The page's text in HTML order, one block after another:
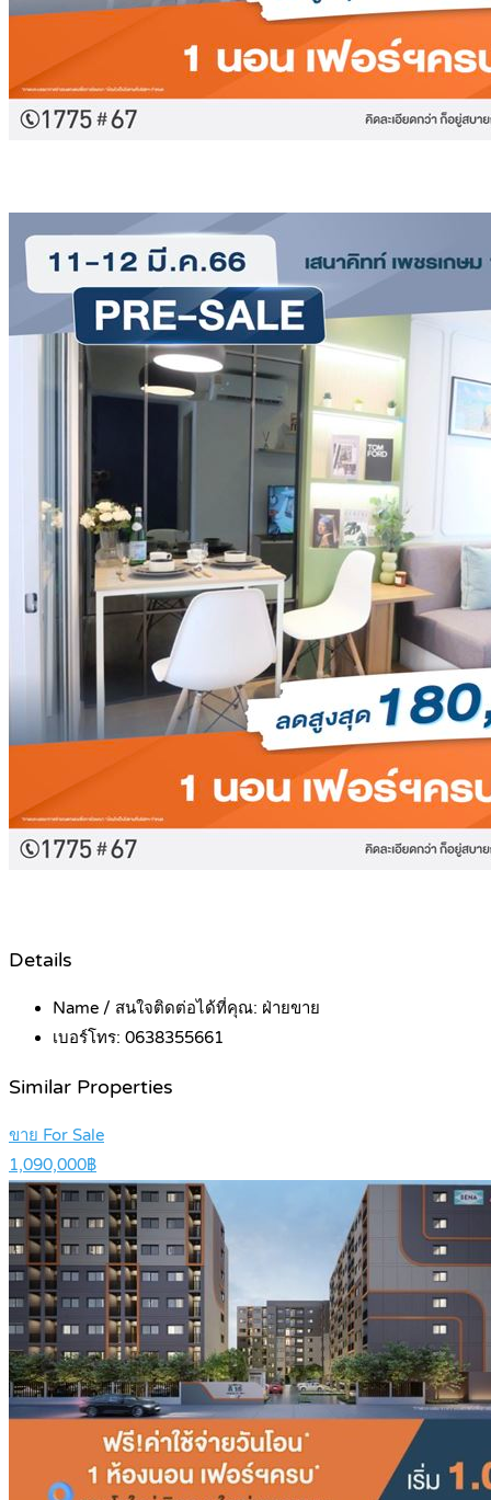
Details
Name / สนใจติดต่อได้ที่คุณ: ฝ่ายขาย
เบอร์โทร: 0638355661
Similar Properties
ขาย For Sale
1,090,000฿